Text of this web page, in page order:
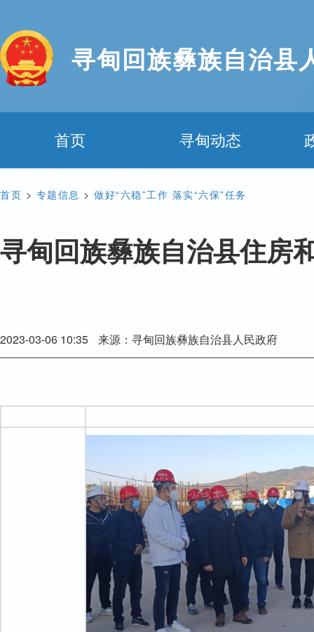
寻甸回族彝族自治县
首页 寻甸动态
首页 > 专题信息 > 做好“六稳”工作 落实“六保”任务
寻甸回族彝族自治县住房
2023-03-06 10:35 来源：寻甸回族彝族自治县人民政府